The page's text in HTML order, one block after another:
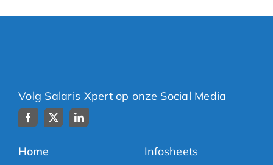
Volg Salaris Xpert op onze Social Media
Home
Infosheets